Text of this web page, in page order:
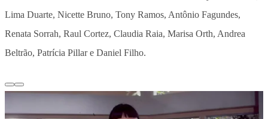
Lima Duarte, Nicette Bruno, Tony Ramos, Antônio Fagundes,
Renata Sorrah, Raul Cortez, Claudia Raia, Marisa Orth, Andrea
Beltrão, Patrícia Pillar e Daniel Filho.